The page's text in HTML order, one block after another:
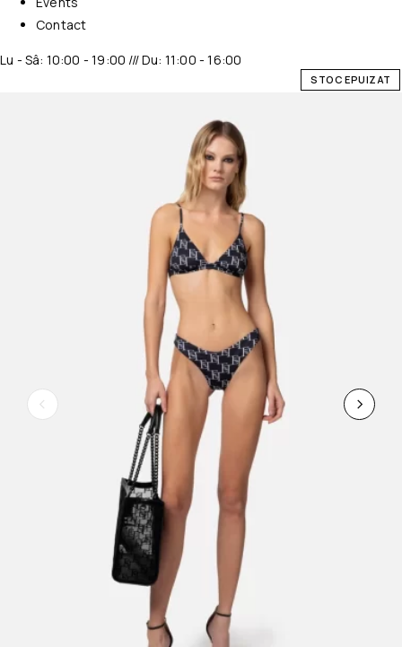
Contact
Lu - Sâ: 10:00 - 19:00 /// Du: 11:00 - 16:00
STOC EPUIZAT